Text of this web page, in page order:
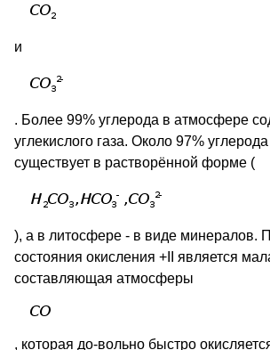
и
. Более 99% углерода в атмосфере
углекислого газа. Около 97%
существует в растворённой форме (
), а в литосфере - в виде минералов.
состояния окисления +II является
составляющая атмосферы
, которая до-вольно быстро